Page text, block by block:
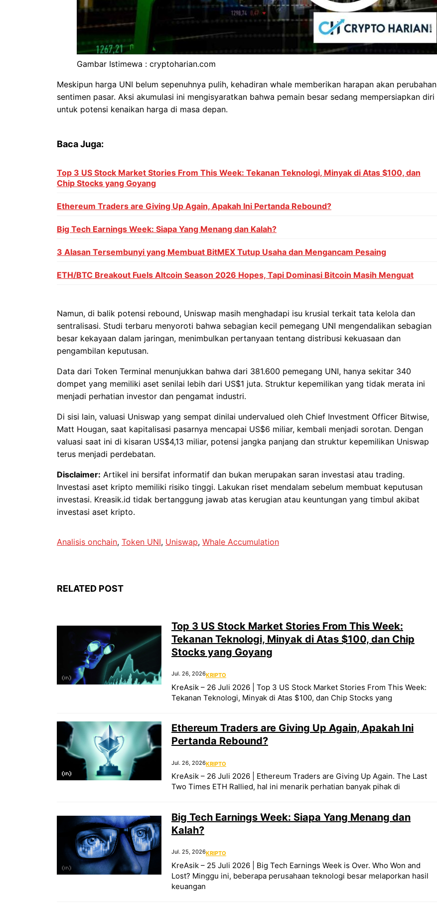
Gambar Istimewa : cryptoharian.com
Meskipun harga UNI belum sepenuhnya pulih, kehadiran whale memberikan harapan akan perubahan
sentimen pasar. Aksi akumulasi ini mengisyaratkan bahwa pemain besar sedang mempersiapkan diri
untuk potensi kenaikan harga di masa depan.
Baca Juga:
Top 3 US Stock Market Stories From This Week: Tekanan Teknologi, Minyak di Atas $100, dan
Chip Stocks yang Goyang
Ethereum Traders are Giving Up Again, Apakah Ini Pertanda Rebound?
Big Tech Earnings Week: Siapa Yang Menang dan Kalah?
3 Alasan Tersembunyi yang Membuat BitMEX Tutup Usaha dan Mengancam Pesaing
ETH/BTC Breakout Fuels Altcoin Season 2026 Hopes, Tapi Dominasi Bitcoin Masih Menguat
Namun, di balik potensi rebound, Uniswap masih menghadapi isu krusial terkait tata kelola dan
sentralisasi. Studi terbaru menyoroti bahwa sebagian kecil pemegang UNI mengendalikan sebagian
besar kekayaan dalam jaringan, menimbulkan pertanyaan tentang distribusi kekuasaan dan
pengambilan keputusan.
Data dari Token Terminal menunjukkan bahwa dari 381.600 pemegang UNI, hanya sekitar 340
dompet yang memiliki aset senilai lebih dari US$1 juta. Struktur kepemilikan yang tidak merata ini
menjadi perhatian investor dan pengamat industri.
Di sisi lain, valuasi Uniswap yang sempat dinilai undervalued oleh Chief Investment Officer Bitwise,
Matt Hougan, saat kapitalisasi pasarnya mencapai US$6 miliar, kembali menjadi sorotan. Dengan
valuasi saat ini di kisaran US$4,13 miliar, potensi jangka panjang dan struktur kepemilikan Uniswap
terus menjadi perdebatan.
Disclaimer: Artikel ini bersifat informatif dan bukan merupakan saran investasi atau trading.
Investasi aset kripto memiliki risiko tinggi. Lakukan riset mendalam sebelum membuat keputusan
investasi. Kreasik.id tidak bertanggung jawab atas kerugian atau keuntungan yang timbul akibat
investasi aset kripto.
Analisis onchain, Token UNI, Uniswap, Whale Accumulation
RELATED POST
Top 3 US Stock Market Stories From This Week:
Tekanan Teknologi, Minyak di Atas $100, dan Chip
Stocks yang Goyang
Jul. 26, 2026KRIPTO
KreAsik – 26 Juli 2026 | Top 3 US Stock Market Stories From This Week:
Tekanan Teknologi, Minyak di Atas $100, dan Chip Stocks yang
Ethereum Traders are Giving Up Again, Apakah Ini
Pertanda Rebound?
Jul. 26, 2026KRIPTO
KreAsik – 26 Juli 2026 | Ethereum Traders are Giving Up Again. The Last
Two Times ETH Rallied, hal ini menarik perhatian banyak pihak di
Big Tech Earnings Week: Siapa Yang Menang dan
Kalah?
Jul. 25, 2026KRIPTO
KreAsik – 25 Juli 2026 | Big Tech Earnings Week is Over. Who Won and
Lost? Minggu ini, beberapa perusahaan teknologi besar melaporkan hasil
keuangan